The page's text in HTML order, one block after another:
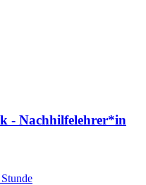
- Nachhilfelehrer*in